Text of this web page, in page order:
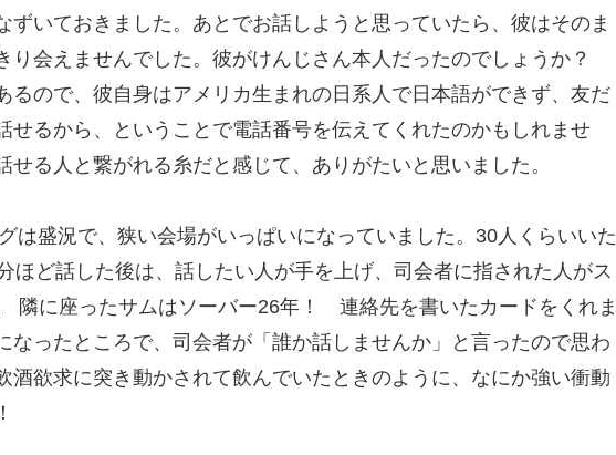
ずいておきました。あとでお話しようと思っていたら、彼はそのま
り会えませんでした。彼がけんじさん本人だったのでしょうか？
るので、彼自身はアメリカ生まれの日系人で日本語ができず、友だ
せるから、ということで電話番号を伝えてくれたのかもしれませ
せる人と繋がれる糸だと感じて、ありがたいと思いました。
は盛況で、狭い会場がいっぱいになっていました。30人くらいいた
ほど話した後は、話したい人が手を上げ、司会者に指された人がス
隣に座ったサムはソーバー26年！ 連絡先を書いたカードをくれま
なったところで、司会者が「誰か話しませんか」と言ったので思わ
酒欲求に突き動かされて飲んでいたときのように、なにか強い衝動